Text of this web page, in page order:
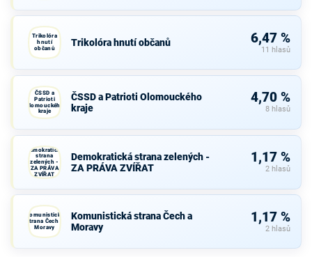
Trikolóra
hnutí
občanů
Trikolóra hnutí občanů 6,47 %
11 hlasů
ČSSD a
Patrioti
Olomouckého
kraje
ČSSD a Patrioti Olomouckého
kraje
4,70 %
8 hlasů
Demokratická
strana
zelených -
ZA PRÁVA
ZVÍŘAT
Demokratická strana zelených -
ZA PRÁVA ZVÍŘAT
1,17 %
2 hlasů
Komunistická
strana Čech a
Moravy
Komunistická strana Čech a
Moravy
1,17 %
2 hlasů